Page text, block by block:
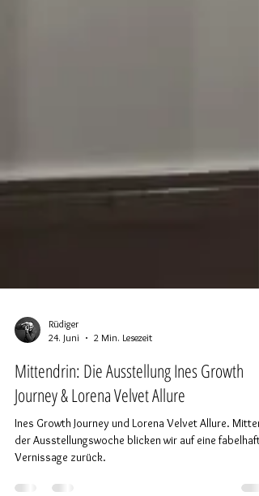
24. Juni
2 Min. Lesezeit
Mittendrin: Die Ausstellung Ines Growth
Journey & Lorena Velvet Allure
Ines Growth Journey und Lorena Velvet Allure. Mitten
der Ausstellungswoche blicken wir auf eine fabelhafte
Vernissage zurück.